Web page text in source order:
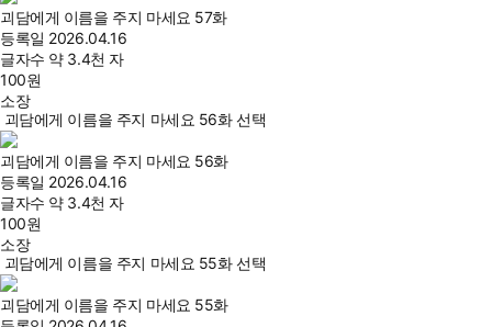
괴담에게 이름을 주지 마세요 57화
등록일 2026.04.16
글자수 약 3.4천 자
100원
소장
괴담에게 이름을 주지 마세요 56화 선택
괴담에게 이름을 주지 마세요 56화
등록일 2026.04.16
글자수 약 3.4천 자
100원
소장
괴담에게 이름을 주지 마세요 55화 선택
괴담에게 이름을 주지 마세요 55화